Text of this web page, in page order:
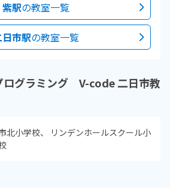
紫駅の教室一覧
市駅の教室一覧
ログラミング V-code 二日市教
北小学校
リンデンホールスクール小